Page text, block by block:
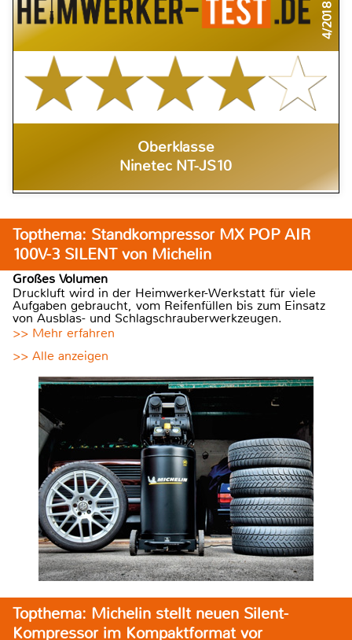
4/2018
Oberklasse
Ninetec NT-JS10
Topthema: Standkompressor MX POP AIR
100V-3 SILENT von Michelin
Großes Volumen
Druckluft wird in der Heimwerker-Werkstatt für viele
Aufgaben gebraucht, vom Reifenfüllen bis zum Einsatz
von Ausblas- und Schlagschrauberwerkzeugen.
>> Mehr erfahren
>> Alle anzeigen
Topthema: Michelin stellt neuen Silent-
Kompressor im Kompaktformat vor